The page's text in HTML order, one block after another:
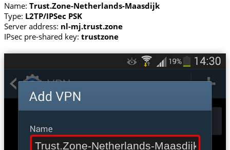
Name: Trust.Zone-Netherlands-Maasdijk
Type: L2TP/IPSec PSK
Server address: nl-mj.trust.zone
IPsec pre-shared key: trustzone
Trust.Zone-Netherlands-Maasdijk